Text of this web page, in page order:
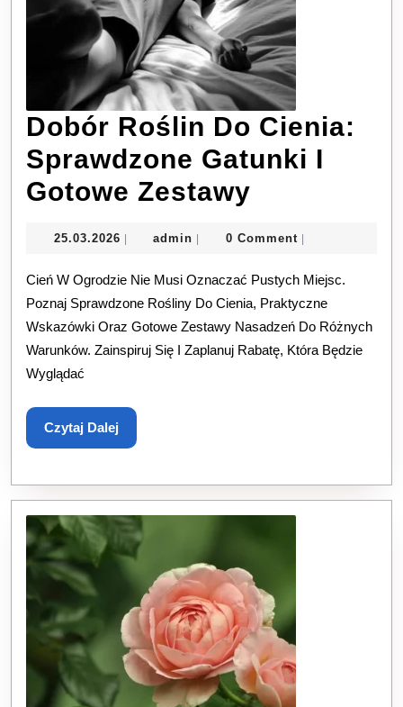
Dobór Roślin Do Cienia:
Sprawdzone Gatunki I
Gotowe Zestawy
Cienia:
Gatunki
25.03.2026 25.03.2026
admin admin0 Comment
Cień W Ogrodzie Nie Musi Oznaczać Pustych Miejsc.
Poznaj Sprawdzone Rośliny Do Cienia, Praktyczne
Wskazówki Oraz Gotowe Zestawy Nasadzeń Do Różnych
Warunków. Zainspiruj Się I Zaplanuj Rabatę, Która Będzie
Wyglądać
Czytaj DalejCzytaj
Dalej